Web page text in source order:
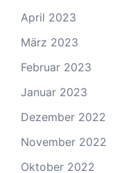
April 2023
März 2023
Februar 2023
Januar 2023
Dezember 2022
November 2022
Oktober 2022